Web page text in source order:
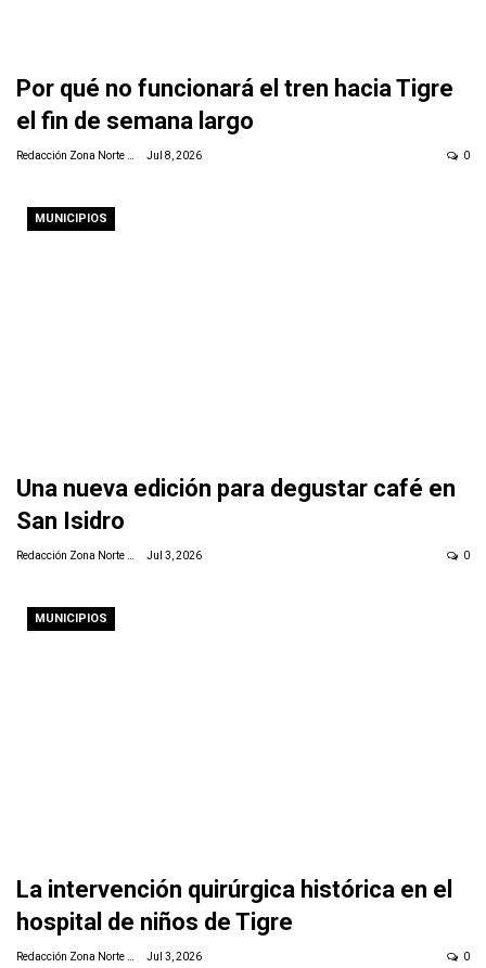
Por qué no funcionará el tren hacia Tigre
el fin de semana largo
Jul 8, 2026 0
MUNICIPIOS
Una nueva edición para degustar café en
San Isidro
Redacción Zona Norte Daily Jul 3, 2026 0
MUNICIPIOS
La intervención quirúrgica histórica en el
hospital de niños de Tigre
Jul 3, 2026 0